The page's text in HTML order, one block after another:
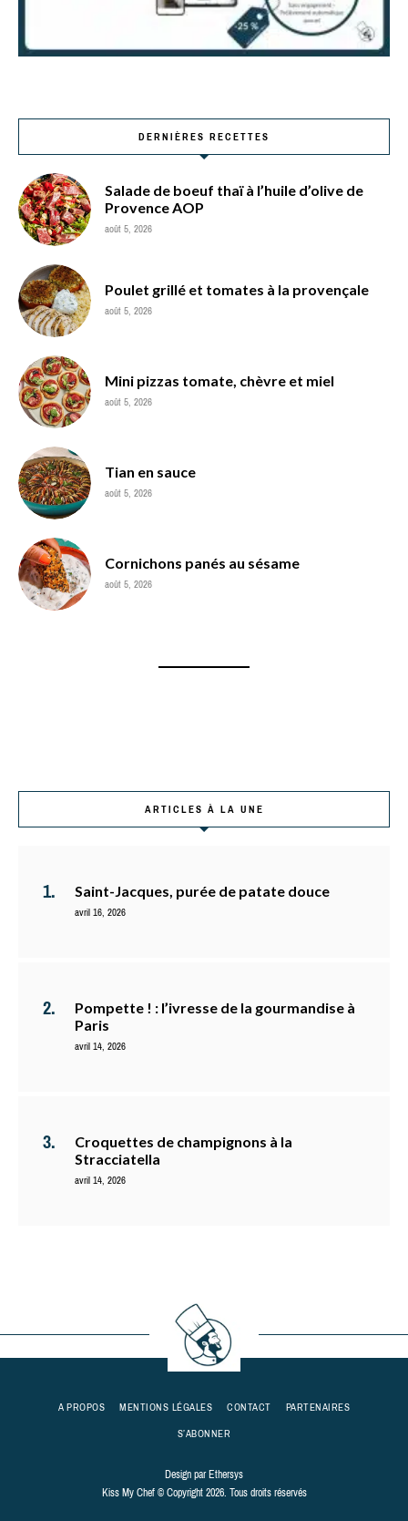
DERNIÈRES RECETTES
Salade de boeuf thaï à l’huile d’olive de
Provence AOP
août 5, 2026
Poulet grillé et tomates à la provençale
août 5, 2026
Mini pizzas tomate, chèvre et miel
août 5, 2026
Tian en sauce
août 5, 2026
Cornichons panés au sésame
août 5, 2026
ARTICLES À LA UNE
Saint-Jacques, purée de patate douce
avril 16, 2026
Pompette ! : l’ivresse de la gourmandise à
Paris
avril 14, 2026
Croquettes de champignons à la
Stracciatella
avril 14, 2026
A PROPOS MENTIONS LÉGALES CONTACT
PARTENAIRES
S’ABONNER
Design parEthersys
Kiss My Chef © Copyright 2026. Tous droits réservés